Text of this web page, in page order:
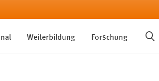
Weiterbildung Forschung